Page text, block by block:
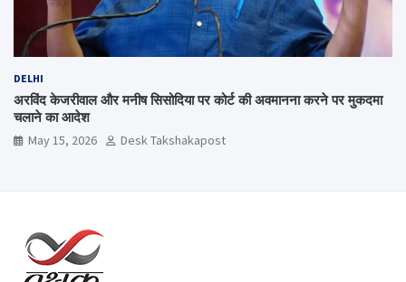
DELHI
अरविंद केजरीवाल और मनीष सिसोदिया पर कोर्ट की अवमानना करने पर मुकदमा
चलाने का आदेश
May 15, 2026 Desk Takshakapost